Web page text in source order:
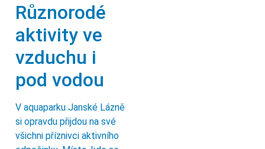
Různorodé
aktivity ve
vzduchu i
pod vodou
V aquaparku Janské Lázně
si opravdu přijdou na své
všichni příznivci aktivního